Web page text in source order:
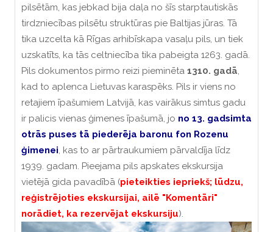
pilsētām, kas jebkad bija daļa no šīs starptautiskās
tirdzniecības pilsētu struktūras pie Baltijas jūras. Tā
tika uzcelta kā Rīgas arhibīskapa vasaļu pils, un tiek
uzskatīts, ka tās celtniecība tika pabeigta 1263. gadā.
Pils dokumentos pirmo reizi pieminēta 1310. gadā,
kad to aplenca Lietuvas karaspēks. Pils ir viens no
retajiem īpašumiem Latvijā, kas vairākus simtus gadu
ir palicis vienas ģimenes īpašumā, jo no 13. gadsimta
otrās puses tā piederēja baronu fon Rozenu
ģimenei, kas to ar pārtraukumiem pārvaldīja līdz
1939. gadam. Pieejama pils apskates ekskursija
vietējā gida pavadībā (pieteikties iepriekš; lūdzu,
reģistrējoties ekskursijai, ailē "Komentāri"
norādiet, ka rezervējat ekskursiju).